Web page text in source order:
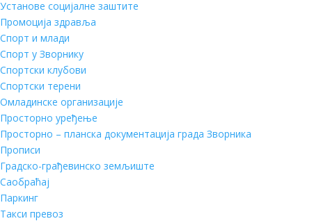
Установе социјалне заштите
Промоција здравља
Спорт и млади
Спорт у Зворнику
Спортски клубови
Спортски терени
Омладинске организације
Просторно уређење
Просторно – планска документација града Зворника
Прописи
Градско-грађевинско земљиште
Саобраћај
Паркинг
Такси превоз